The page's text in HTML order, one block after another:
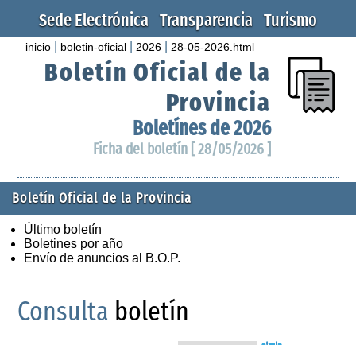
Sede Electrónica Transparencia Turismo
inicio boletin-oficial 2026 28-05-2026.html
Boletín Oficial de la
Provincia
Boletínes de 2026
Ficha del boletín [ 28/05/2026 ]
Boletín Oficial de la Provincia
Último boletín
Boletines por año
Envío de anuncios al B.O.P.
Consulta boletín